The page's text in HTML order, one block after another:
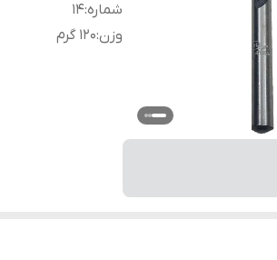
شماره:
14
وزن:120 گرم